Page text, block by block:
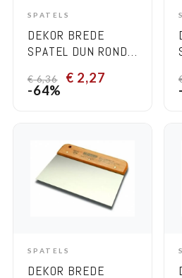
ADD TO CART
SPATELS
DEKOR BREDE
SPATEL DUN ROND
BREEDTE 120 MM
€6,36 € 2,27
-64%
ADD TO CART
SPATELS
DEKOR BREDE